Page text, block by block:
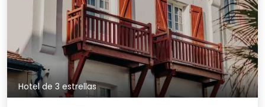
Hotel de 3 estrellas